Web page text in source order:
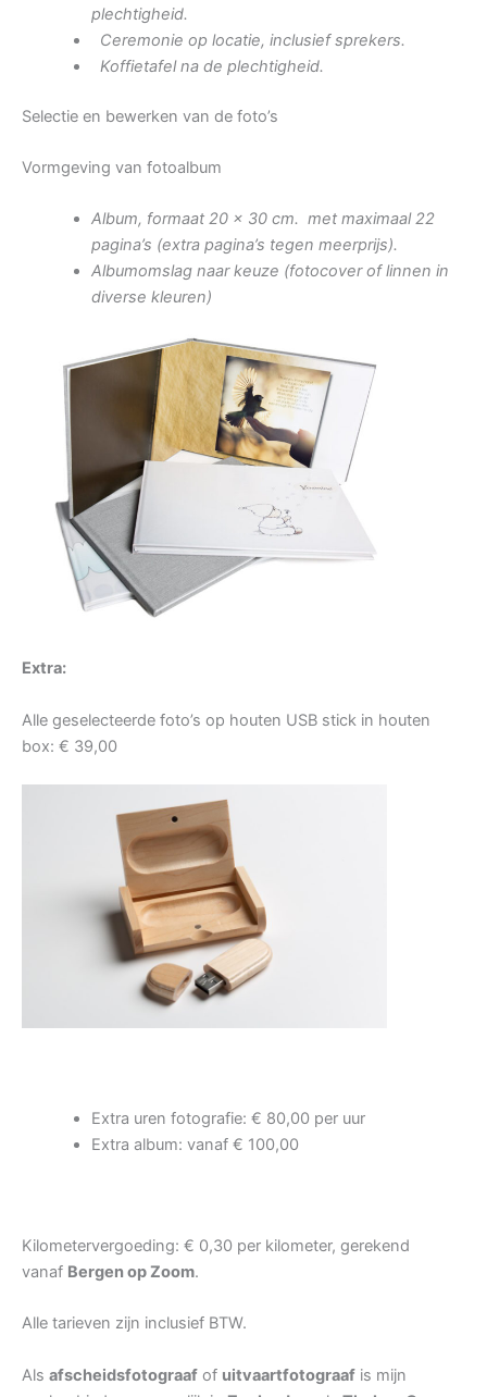
plechtigheid.
Ceremonie op locatie, inclusief sprekers.
Koffietafel na de plechtigheid.
Selectie en bewerken van de foto’s
Vormgeving van fotoalbum
Album, formaat 20 x 30 cm. met maximaal 22
pagina’s (extra pagina’s tegen meerprijs).
Albumomslag naar keuze (fotocover of linnen in
diverse kleuren)
Extra:
Alle geselecteerde foto’s op houten USB stick in houten
box: € 39,00
Extra uren fotografie: € 80,00 per uur
Extra album: vanaf € 100,00
Kilometervergoeding: € 0,30 per kilometer, gerekend
vanaf Bergen op Zoom.
Alle tarieven zijn inclusief BTW.
Als afscheidsfotograaf of uitvaartfotograaf is mijn